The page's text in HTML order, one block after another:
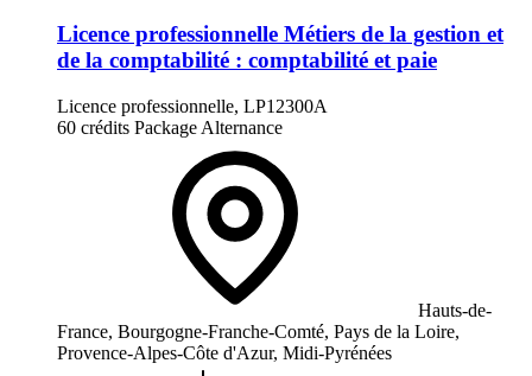
Licence professionnelle Métiers de la gestion et
de la comptabilité : comptabilité et paie
Licence professionnelle, LP12300A
60 crédits Package Alternance
Hauts-de-
France, Bourgogne-Franche-Comté, Pays de la Loire,
Provence-Alpes-Côte d'Azur, Midi-Pyrénées